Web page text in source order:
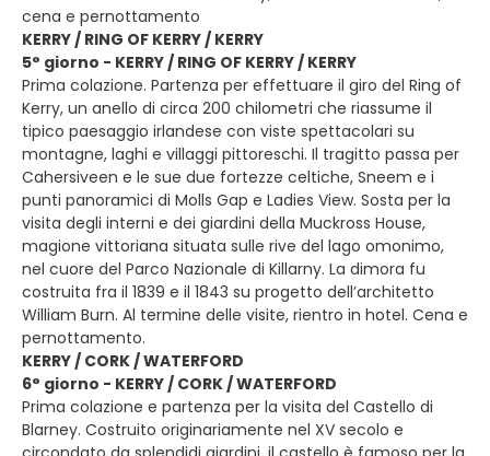
cena e pernottamento
KERRY / RING OF KERRY / KERRY
5° giorno - KERRY / RING OF KERRY / KERRY
Prima colazione. Partenza per effettuare il giro del Ring of
Kerry, un anello di circa 200 chilometri che riassume il
tipico paesaggio irlandese con viste spettacolari su
montagne, laghi e villaggi pittoreschi. Il tragitto passa per
Cahersiveen e le sue due fortezze celtiche, Sneem e i
punti panoramici di Molls Gap e Ladies View. Sosta per la
visita degli interni e dei giardini della Muckross House,
magione vittoriana situata sulle rive del lago omonimo,
nel cuore del Parco Nazionale di Killarny. La dimora fu
costruita fra il 1839 e il 1843 su progetto dell’architetto
William Burn. Al termine delle visite, rientro in hotel. Cena e
pernottamento.
KERRY / CORK / WATERFORD
6° giorno - KERRY / CORK / WATERFORD
Prima colazione e partenza per la visita del Castello di
Blarney. Costruito originariamente nel XV secolo e